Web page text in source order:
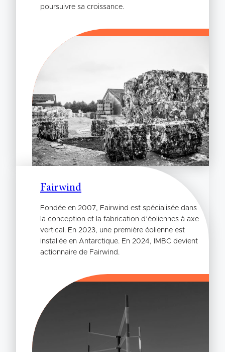
poursuivre sa croissance.
Fairwind
Fondée en 2007, Fairwind est spécialisée dans
la conception et la fabrication d’éoliennes à axe
vertical. En 2023, une première éolienne est
installée en Antarctique. En 2024, IMBC devient
actionnaire de Fairwind.